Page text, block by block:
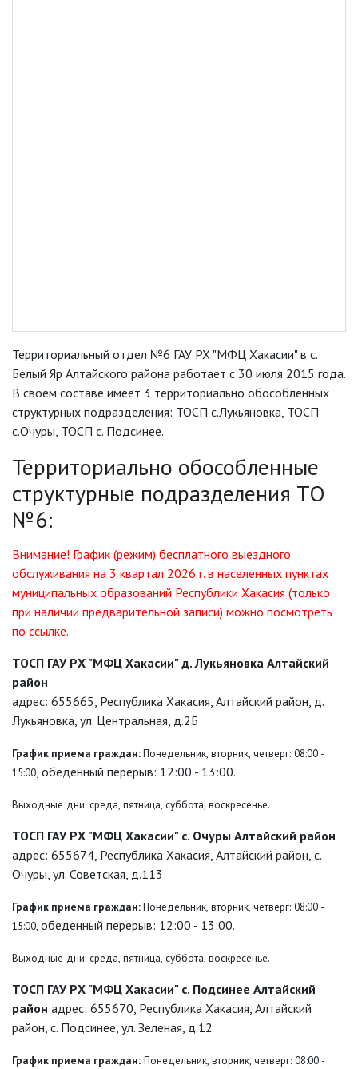
Территориальный отдел №6 ГАУ РХ "МФЦ Хакасии" в с.
Белый Яр Алтайского района работает с 30 июля 2015 года.
В своем составе имеет 3 территориально обособленных
структурных подразделения: ТОСП с.Лукьяновка, ТОСП
с.Очуры, ТОСП с. Подсинее.
Территориально обособленные
структурные подразделения ТО
№6:
Внимание! График (режим) бесплатного выездного
обслуживания на 3 квартал 2026 г. в населенных пунктах
муниципальных образований Республики Хакасия (только
при наличии предварительной записи) можно посмотреть
по ссылке.
ТОСП ГАУ РХ "МФЦ Хакасии" д. Лукьяновка Алтайский
район
адрес: 655665, Республика Хакасия, Алтайский район, д.
Лукьяновка, ул. Центральная, д.2Б
График приема граждан:Понедельник, вторник, четверг: 08:00 -
15:00 , обеденный перерыв: 12:00 - 13:00.
Выходные дни: среда, пятница, суббота, воскресенье.
ТОСП ГАУ РХ "МФЦ Хакасии" с. Очуры Алтайский район
адрес: 655674, Республика Хакасия, Алтайский район, с.
Очуры, ул. Советская, д.113
График приема граждан:Понедельник, вторник, четверг: 08:00 -
15:00, обеденный перерыв: 12:00 - 13:00.
Выходные дни: среда, пятница, суббота, воскресенье.
ТОСП ГАУ РХ "МФЦ Хакасии" с. Подсинее Алтайский
район адрес: 655670, Республика Хакасия, Алтайский
район, с. Подсинее, ул. Зеленая, д.12
График приема граждан: Понедельник, вторник, четверг: 08:00 -